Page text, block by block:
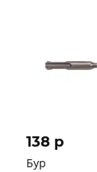
138 p
Бур